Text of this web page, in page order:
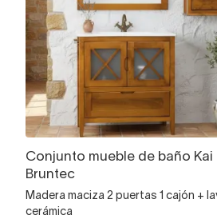
Conjunto mueble de baño Kai
Bruntec
Madera maciza 2 puertas 1 cajón +
cerámica